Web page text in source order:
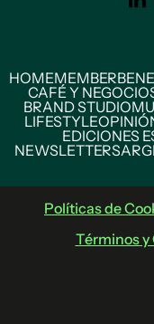
HOMEMEMBER
CAFÉ Y
BRAND STUDIO
LIFESTYLE
EDICIONES
NEWSLETTERS
Políticas de
Términos